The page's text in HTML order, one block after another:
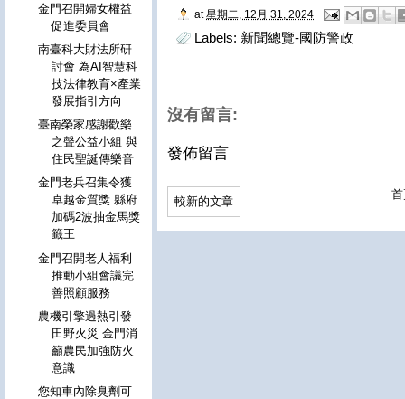
at 星期二, 12月 31, 2024
Labels: 新聞總覽-國防警政
沒有留言:
發佈留言
較新的文章
金門召開婦女權益
促進委員會
南臺科大財法所研
討會 為AI智慧科
技法律教育×產業
發展指引方向
臺南榮家感謝歡樂
之聲公益小組 與
住民聖誕傳樂音
金門老兵召集令獲
卓越金質獎 縣府
加碼2波抽金馬獎
籤王
金門召開老人福利
推動小組會議完
善照顧服務
農機引擎過熱引發
田野火災 金門消
籲農民加強防火
意識
您知車內除臭劑可